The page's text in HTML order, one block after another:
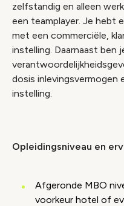
zelfstandig en alleen
een teamplayer. Je hebt
met een commerciële,
instelling. Daarnaast
dosis inlevingsvermogen
instelling.
Opleidingsniveau en
Afgeronde MBO
voorkeur hotel of